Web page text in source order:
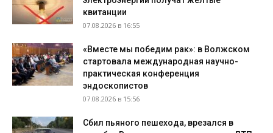
квитанции
07.08.2026 в 16:55
«Вместе мы победим рак»: в Волжском
стартовала международная научно-
практическая конференция
эндоскопистов
07.08.2026 в 15:56
Сбил пьяного пешехода, врезался в